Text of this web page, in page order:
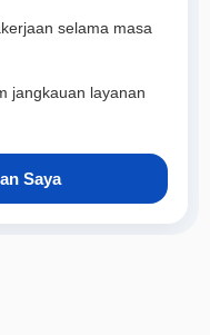
selama masa
jangkauan layanan
Saya